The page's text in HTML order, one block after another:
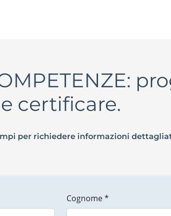
e certificare.
per richiedere informazioni
Cognome *